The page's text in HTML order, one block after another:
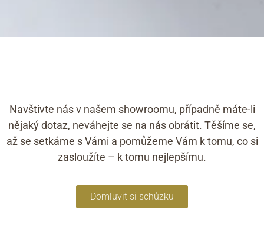
Navštivte nás v našem showroomu, případně máte-li
nějaký dotaz, neváhejte se na nás obrátit. Těšíme se,
až se setkáme s Vámi a pomůžeme Vám k tomu, co si
zasloužíte – k tomu nejlepšímu.
Domluvit si schůzku